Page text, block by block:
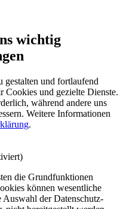
wichtig
gestalten und fortlaufend
Cookies und gezielte Dienste.
während andere uns
Weitere Informationen
.
die Grundfunktionen
können wesentliche
der Datenschutz-